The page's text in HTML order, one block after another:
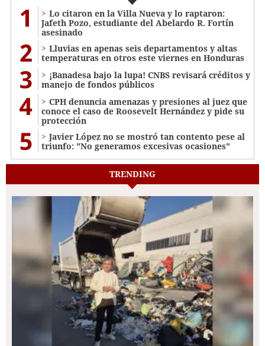
1
Lo citaron en la Villa Nueva y lo raptaron:
Jafeth Pozo, estudiante del Abelardo R. Fortín
asesinado
2
Lluvias en apenas seis departamentos y altas
temperaturas en otros este viernes en Honduras
3
¡Banadesa bajo la lupa! CNBS revisará créditos y
manejo de fondos públicos
4
CPH denuncia amenazas y presiones al juez que
conoce el caso de Roosevelt Hernández y pide su
protección
5
Javier López no se mostró tan contento pese al
triunfo: "No generamos excesivas ocasiones"
TRENDING